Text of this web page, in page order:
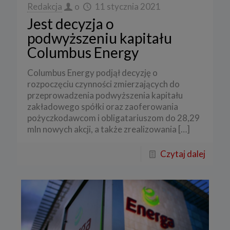
Redakcja o 11 stycznia 2021
Jest decyzja o
podwyższeniu kapitału
Columbus Energy
Columbus Energy podjął decyzję o
rozpoczęciu czynności zmierzających do
przeprowadzenia podwyższenia kapitału
zakładowego spółki oraz zaoferowania
pożyczkodawcom i obligatariuszom do 28,29
mln nowych akcji, a także zrealizowania […]
Czytaj dalej